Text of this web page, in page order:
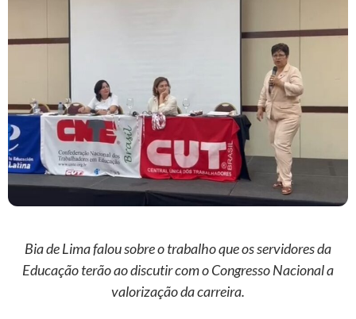
Bia de Lima falou sobre o trabalho que os servidores da
Educação terão ao discutir com o Congresso Nacional a
valorização da carreira.